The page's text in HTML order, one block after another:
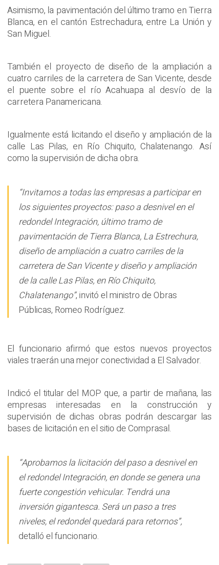
Asimismo, la pavimentación del último tramo en Tierra
Blanca, en el cantón Estrechadura, entre La Unión y
San Miguel.
También el proyecto de diseño de la ampliación a
cuatro carriles de la carretera de San Vicente, desde
el puente sobre el río Acahuapa al desvío de la
carretera Panamericana.
Igualmente está licitando el diseño y ampliación de la
calle Las Pilas, en Río Chiquito, Chalatenango. Así
como la supervisión de dicha obra.
“Invitamos a todas las empresas a participar en
los siguientes proyectos: paso a desnivel en el
redondel Integración, último tramo de
pavimentación de Tierra Blanca, La Estrechura,
diseño de ampliación a cuatro carriles de la
carretera de San Vicente y diseño y ampliación
de la calle Las Pilas, en Río Chiquito,
Chalatenango”, invitó el ministro de Obras
Públicas, Romeo Rodríguez.
El funcionario afirmó que estos nuevos proyectos
viales traerán una mejor conectividad a El Salvador.
Indicó el titular del MOP que, a partir de mañana, las
empresas interesadas en la construcción y
supervisión de dichas obras podrán descargar las
bases de licitación en el sitio de Comprasal.
“Aprobamos la licitación del paso a desnivel en
el redondel Integración, en donde se genera una
fuerte congestión vehicular. Tendrá una
inversión gigantesca. Será un paso a tres
niveles, el redondel quedará para retornos”,
detalló el funcionario.